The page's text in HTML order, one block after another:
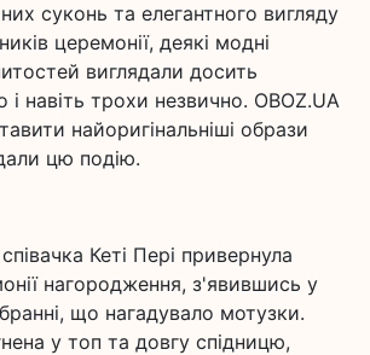
суконь та елегантного вигляду
церемонії, деякі модні
виглядали досить
і навіть трохи незвично. OBOZ.UA
найоригінальніші образи
цю подію.
Кеті Пері привернула
нагородження, з'явившись у
що нагадувало мотузки.
у топ та довгу спідницю,